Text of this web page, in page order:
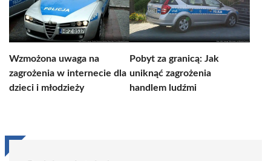
Wzmożona uwaga na
zagrożenia w internecie dla
dzieci i młodzieży
Pobyt za granicą: Jak
uniknąć zagrożenia
handlem ludźmi